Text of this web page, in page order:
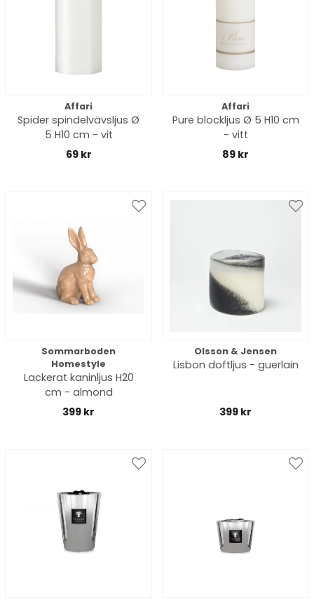
Affari
Spider spindelvävsljus Ø
5 H10 cm - vit
69 kr
Affari
Pure blockljus Ø 5 H10 cm
- vitt
89 kr
Sommarboden
Homestyle
Lackerat kaninljus H20
cm - almond
399 kr
Olsson & Jensen
Lisbon doftljus - guerlain
399 kr